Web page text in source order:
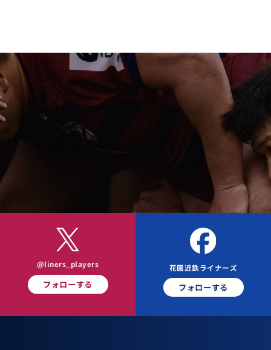
@liners_players
フォローする
花園近鉄ライナーズ
フォローする